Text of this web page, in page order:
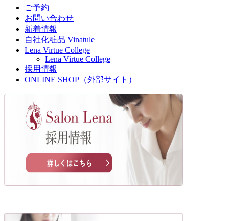
ご予約
お問い合わせ
新着情報
自社化粧品 Vinatule
Lena Virtue College
Lena Virtue College
採用情報
ONLINE SHOP（外部サイト）